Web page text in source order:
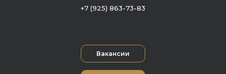
+7 (925) 863-73-83
Вакансии